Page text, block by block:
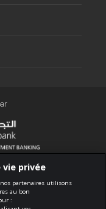
privée
partenaires utilisons
au bon
: